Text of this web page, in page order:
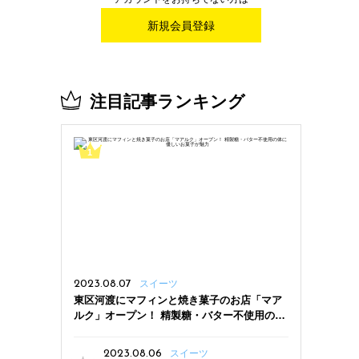
新規会員登録
注目記事ランキング
2023.08.07 スイーツ
東区河渡にマフィンと焼き菓子のお店「マア
ルク」オープン！ 精製糖・バター不使用の体
2023.08.06
スイーツ